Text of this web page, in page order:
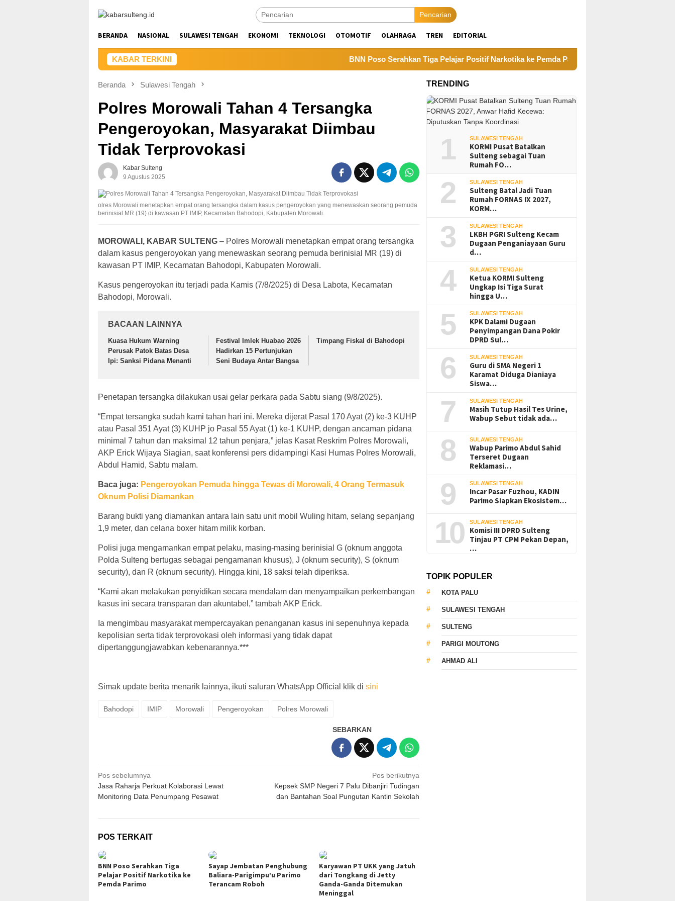
Pencarian
BERANDA NASIONAL SULAWESI TENGAH EKONOMI TEKNOLOGI OTOMOTIF OLAHRAGA TREN EDITORIAL
KABAR TERKINI BNN Poso Serahkan Tiga Pelajar Positif Narkotika ke Pemda Parimo
Beranda Sulawesi Tengah
Polres Morowali Tahan 4 Tersangka
Pengeroyokan, Masyarakat Diimbau
Tidak Terprovokasi
Kabar Sulteng
9 Agustus 2025
olres Morowali menetapkan empat orang tersangka dalam kasus pengeroyokan yang menewaskan seorang pemuda
berinisial MR (19) di kawasan PT IMIP, Kecamatan Bahodopi, Kabupaten Morowali.
MOROWALI, KABAR SULTENG – Polres Morowali menetapkan empat orang tersangka
dalam kasus pengeroyokan yang menewaskan seorang pemuda berinisial MR (19) di
kawasan PT IMIP, Kecamatan Bahodopi, Kabupaten Morowali.
Kasus pengeroyokan itu terjadi pada Kamis (7/8/2025) di Desa Labota, Kecamatan
Bahodopi, Morowali.
BACAAN LAINNYA
Kuasa Hukum Warning
Perusak Patok Batas Desa
Ipi: Sanksi Pidana Menanti
Festival Imlek Huabao 2026
Hadirkan 15 Pertunjukan
Seni Budaya Antar Bangsa
Timpang Fiskal di Bahodopi
Penetapan tersangka dilakukan usai gelar perkara pada Sabtu siang (9/8/2025).
“Empat tersangka sudah kami tahan hari ini. Mereka dijerat Pasal 170 Ayat (2) ke-3 KUHP
atau Pasal 351 Ayat (3) KUHP jo Pasal 55 Ayat (1) ke-1 KUHP, dengan ancaman pidana
minimal 7 tahun dan maksimal 12 tahun penjara,” jelas Kasat Reskrim Polres Morowali,
AKP Erick Wijaya Siagian, saat konferensi pers didampingi Kasi Humas Polres Morowali,
Abdul Hamid, Sabtu malam.
Baca juga: Pengeroyokan Pemuda hingga Tewas di Morowali, 4 Orang Termasuk
Oknum Polisi Diamankan
Barang bukti yang diamankan antara lain satu unit mobil Wuling hitam, selang sepanjang
1,9 meter, dan celana boxer hitam milik korban.
Polisi juga mengamankan empat pelaku, masing-masing berinisial G (oknum anggota
Polda Sulteng bertugas sebagai pengamanan khusus), J (oknum security), S (oknum
security), dan R (oknum security). Hingga kini, 18 saksi telah diperiksa.
“Kami akan melakukan penyidikan secara mendalam dan menyampaikan perkembangan
kasus ini secara transparan dan akuntabel,” tambah AKP Erick.
Ia mengimbau masyarakat mempercayakan penanganan kasus ini sepenuhnya kepada
kepolisian serta tidak terprovokasi oleh informasi yang tidak dapat
dipertanggungjawabkan kebenarannya.***
Simak update berita menarik lainnya, ikuti saluran WhatsApp Official klik di sini
Bahodopi IMIP Morowali Pengeroyokan Polres Morowali
SEBARKAN
Navigasi
pos
Pos sebelumnya
Jasa Raharja Perkuat Kolaborasi Lewat
Monitoring Data Penumpang Pesawat
Pos berikutnya
Kepsek SMP Negeri 7 Palu Dibanjiri Tudingan
dan Bantahan Soal Pungutan Kantin Sekolah
POS TERKAIT
BNN Poso Serahkan Tiga
Pelajar Positif Narkotika ke
Pemda Parimo
Sayap Jembatan Penghubung
Baliara-Parigimpu’u Parimo
Terancam Roboh
Karyawan PT UKK yang Jatuh
dari Tongkang di Jetty
Ganda-Ganda Ditemukan
Meninggal
TRENDING
1 SULAWESI TENGAH
KORMI Pusat Batalkan
Sulteng sebagai Tuan
Rumah FO…
2 SULAWESI TENGAH
Sulteng Batal Jadi Tuan
Rumah FORNAS IX 2027,
KORM…
3 SULAWESI TENGAH
LKBH PGRI Sulteng Kecam
Dugaan Penganiayaan Guru
d…
4 SULAWESI TENGAH
Ketua KORMI Sulteng
Ungkap Isi Tiga Surat
hingga U…
5 SULAWESI TENGAH
KPK Dalami Dugaan
Penyimpangan Dana Pokir
DPRD Sul…
6 SULAWESI TENGAH
Guru di SMA Negeri 1
Karamat Diduga Dianiaya
Siswa…
7 SULAWESI TENGAH
Masih Tutup Hasil Tes Urine,
Wabup Sebut tidak ada…
8 SULAWESI TENGAH
Wabup Parimo Abdul Sahid
Terseret Dugaan
Reklamasi…
9 SULAWESI TENGAH
Incar Pasar Fuzhou, KADIN
Parimo Siapkan Ekosistem…
10 SULAWESI TENGAH
Komisi III DPRD Sulteng
Tinjau PT CPM Pekan Depan,
…
TOPIK POPULER
KOTA PALU
SULAWESI TENGAH
SULTENG
PARIGI MOUTONG
AHMAD ALI